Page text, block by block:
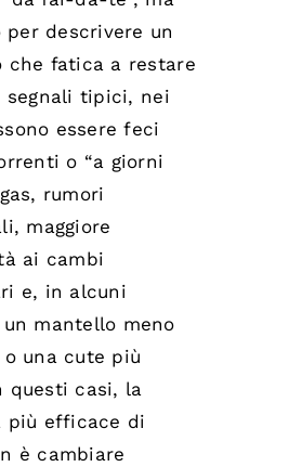
per descrivere un
che fatica a restare
segnali tipici, nei
essere feci
o “a giorni
rumori
maggiore
ai cambi
e, in alcuni
un mantello meno
una cute più
questi casi, la
più efficace di
è cambiare